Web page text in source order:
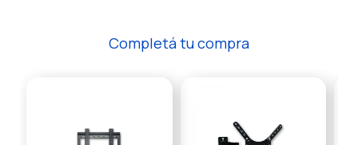
Completá tu compra